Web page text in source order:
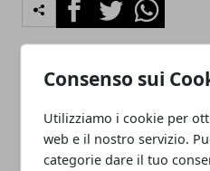
Consenso sui
Utilizziamo i cookie per
web e il nostro servizio.
categorie dare il tuo
Bologna, controlli
straordinari in centro: un
arresto per droga e cinque